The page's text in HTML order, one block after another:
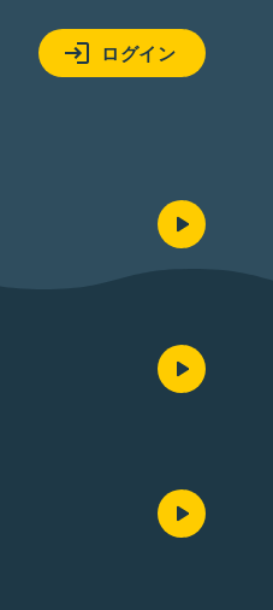
ログイン